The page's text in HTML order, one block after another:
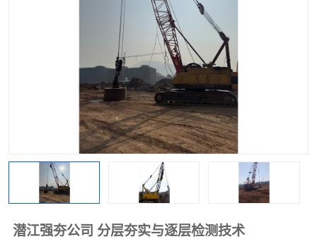
潜江强夯公司 分层夯实与逐层检测技术